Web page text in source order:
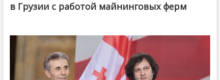
в Грузии с работой майнинговых ферм